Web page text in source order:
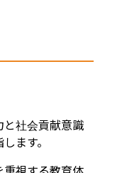
社会貢献意識
ます。